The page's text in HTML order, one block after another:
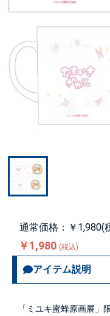
通常価格：￥1,980(
￥1,980 (税込)
アイテム説明
「ミユキ蜜蜂原画展」